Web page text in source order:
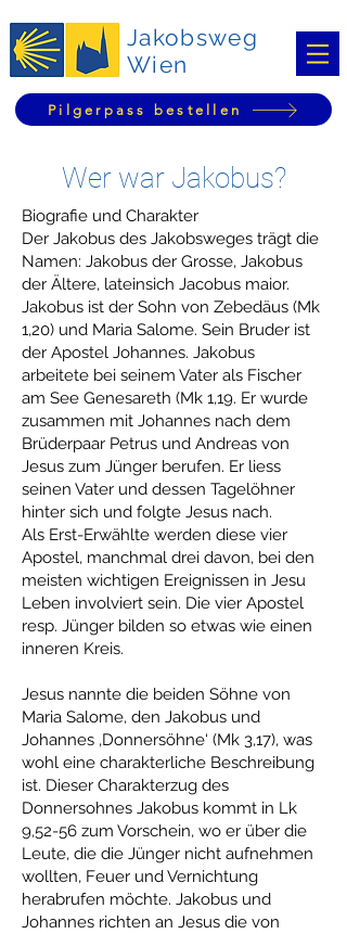
Jakobsweg
Wien
Pilgerpass bestellen
Wer war Jakobus?
Biografie und Charakter
Der Jakobus des Jakobsweges trägt die
Namen: Jakobus der Grosse, Jakobus
der Ältere, lateinsich Jacobus maior.
Jakobus ist der Sohn von Zebedäus (Mk
1,20) und Maria Salome. Sein Bruder ist
der Apostel Johannes. Jakobus
arbeitete bei seinem Vater als Fischer
am See Genesareth (Mk 1,19. Er wurde
zusammen mit Johannes nach dem
Brüderpaar Petrus und Andreas von
Jesus zum Jünger berufen. Er liess
seinen Vater und dessen Tagelöhner
hinter sich und folgte Jesus nach.
Als Erst-Erwählte werden diese vier
Apostel, manchmal drei davon, bei den
meisten wichtigen Ereignissen in Jesu
Leben involviert sein. Die vier Apostel
resp. Jünger bilden so etwas wie einen
inneren Kreis.
Jesus nannte die beiden Söhne von
Maria Salome, den Jakobus und
Johannes ‚Donnersöhne‘ (Mk 3,17), was
wohl eine charakterliche Beschreibung
ist. Dieser Charakterzug des
Donnersohnes Jakobus kommt in Lk
9,52-56 zum Vorschein, wo er über die
Leute, die die Jünger nicht aufnehmen
wollten, Feuer und Vernichtung
herabrufen möchte. Jakobus und
Johannes richten an Jesus die von